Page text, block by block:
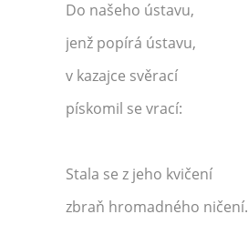
Do našeho ústavu,
jenž popírá ústavu,
v kazajce svěrací
pískomil se vrací:
Stala se z jeho kvičení
zbraň hromadného ničení.